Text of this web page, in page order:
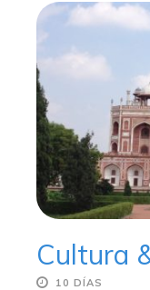
Cultura
10 DÍAS